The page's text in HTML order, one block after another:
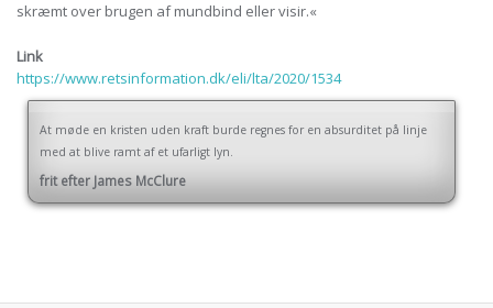
skræmt over brugen af mundbind eller visir.«
Link
https://www.retsinformation.dk/eli/lta/2020/1534
At møde en kristen uden kraft burde regnes for en absurditet på linje
med at blive ramt af et ufarligt lyn.
frit efter James McClure